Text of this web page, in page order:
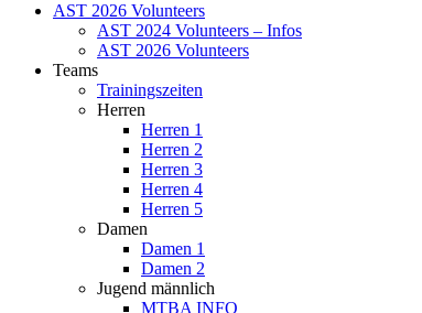
AST 2026 Volunteers
AST 2024 Volunteers – Infos
AST 2026 Volunteers
Teams
Trainingszeiten
Herren
Herren 1
Herren 2
Herren 3
Herren 4
Herren 5
Damen
Damen 1
Damen 2
Jugend männlich
MTBA INFO